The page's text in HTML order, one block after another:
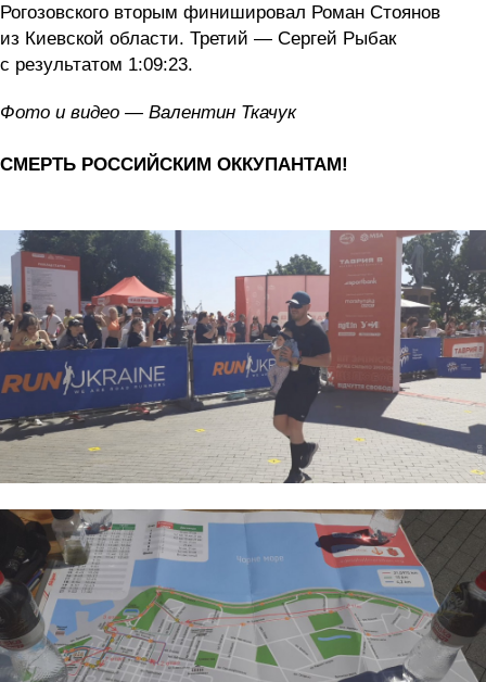
Рогозовского вторым финишировал Роман Стоянов
из Киевской области. Третий — Сергей Рыбак
с результатом 1:09:23.
Фото и видео — Валентин Ткачук
СМЕРТЬ РОССИЙСКИМ ОККУПАНТАМ!